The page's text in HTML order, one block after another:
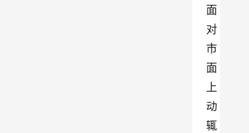
面
对
市
面
上
动
辄